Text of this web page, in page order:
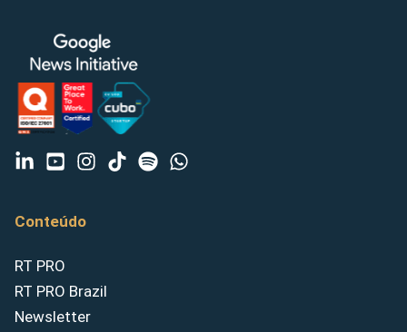
Conteúdo
RT PRO
RT PRO Brazil
Newsletter